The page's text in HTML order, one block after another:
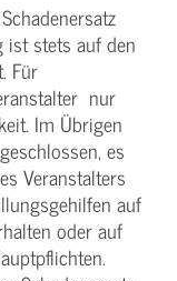
ist stets auf den
Für
nur
Im Übrigen
es
Veranstalters
auf
oder auf